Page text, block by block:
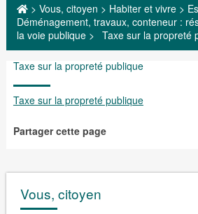
> Vous, citoyen > Habiter et vivre>
Déménagement, travaux, conteneur :
la voie publique> Taxe sur la propreté
Taxe sur la propreté publique
Taxe sur la propreté publique
Partager cette page
Vous, citoyen